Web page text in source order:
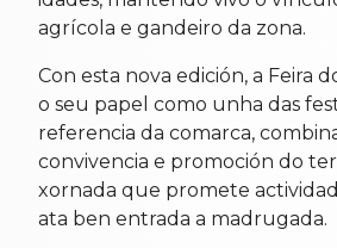
agrícola e gandeiro da zona.
Con esta nova edición, a Feira
o seu papel como unha das
referencia da comarca,
convivencia e promoción do
xornada que promete
ata ben entrada a madrugada.